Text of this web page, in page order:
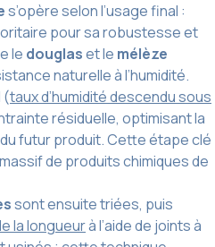
s’opère selon l’usage final :
pour sa robustesse et
le douglaset le mélèze
naturelle à l’humidité.
(taux d’humidité descendu sous
résiduelle, optimisant la
du futur produit. Cette étape clé
de produits chimiques de
sont ensuite triées, puis
la longueurà l’aide de joints à